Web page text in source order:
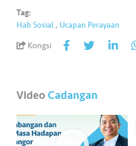
Tag:
Hab Sosial , Ucapan Perayaan
Kongsi
VideoCadangan
a